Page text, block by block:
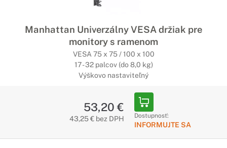
Manhattan Univerzálny VESA držiak pre
monitory s ramenom
VESA 75 x 75 / 100 x 100
17 - 32 palcov (do 8,0 kg)
Výškovo nastaviteľný
53,20 €
43,25 € bez DPH Dostupnosť:
INFORMUJTE SA